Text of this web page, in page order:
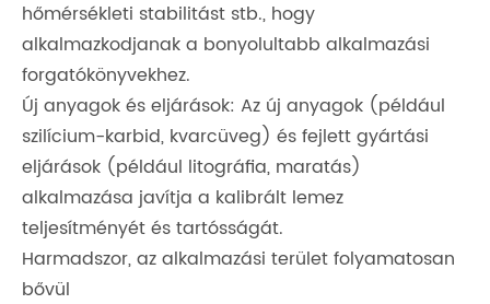
hőmérsékleti stabilitást stb., hogy
alkalmazkodjanak a bonyolultabb alkalmazási
forgatókönyvekhez.
Új anyagok és eljárások: Az új anyagok (például
szilícium-karbid, kvarcüveg) és fejlett gyártási
eljárások (például litográfia, maratás)
alkalmazása javítja a kalibrált lemez
teljesítményét és tartósságát.
Harmadszor, az alkalmazási terület folyamatosan
bővül